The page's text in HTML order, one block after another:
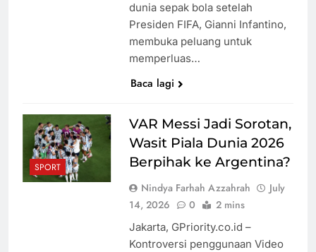
dunia sepak bola setelah
Presiden FIFA, Gianni Infantino,
membuka peluang untuk
memperluas…
Baca lagi
SPORT
VAR Messi Jadi Sorotan,
Wasit Piala Dunia 2026
Berpihak ke Argentina?
Nindya Farhah Azzahrah
July
14, 2026
0 2 mins
Jakarta, GPriority.co.id –
Kontroversi penggunaan Video